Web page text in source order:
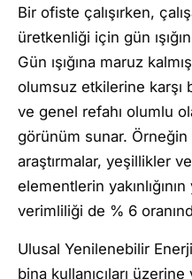
Bir ofiste çalışırken,
üretkenliği için gün
Gün ışığına maruz
olumsuz etkilerine
ve genel refahı olumlu
görünüm sunar. Örneğin
araştırmalar, yeşillikler
elementlerin yakınlığının
verimliliği de % 6
Ulusal Yenilenebilir Enerji
bina kullanıcıları